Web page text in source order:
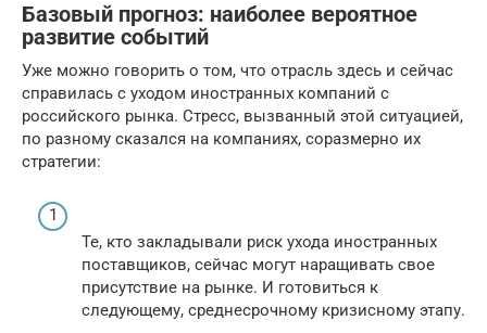
Базовый прогноз: наиболее вероятное
развитие событий
Уже можно говорить о том, что отрасль здесь и сейчас
справилась с уходом иностранных компаний с
российского рынка. Стресс, вызванный этой ситуацией,
по разному сказался на компаниях, соразмерно их
стратегии:
Те, кто закладывали риск ухода иностранных
поставщиков, сейчас могут наращивать свое
присутствие на рынке. И готовиться к
следующему, среднесрочному кризисному этапу.